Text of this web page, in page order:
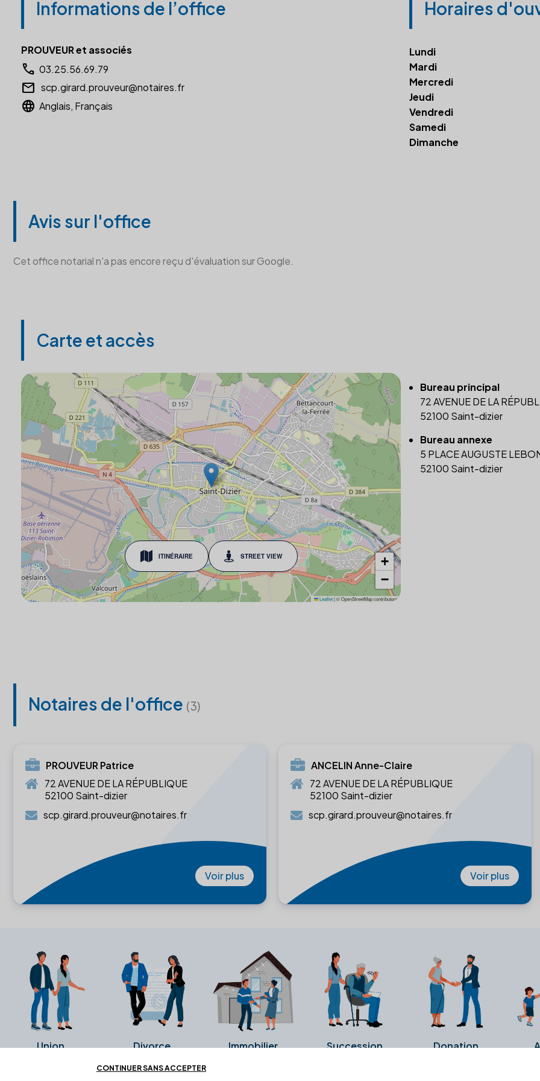
Informations de l’office
PROUVEUR et associés
call 03.25.56.69.79
email scp.girard.prouveur@notaires.fr
language Anglais, Français
Horaires
Lundi
Mardi
Mercredi
Jeudi
Vendredi
Samedi
Dimanche
Avis sur l'office
Cet office notarial n'a pas encore reçu d'évaluation sur Google.
Carte et accès
ITINÉRAIRE STREET VIEW
+
−
Leaflet |© OpenStreetMap contributors
Bureau principal
72 AVENUE DE LA
52100 Saint-dizier
Bureau annexe
5 PLACE AUGUSTE
52100 Saint-dizier
Notaires de l'office (3)
PROUVEUR Patrice
72 AVENUE DE LA RÉPUBLIQUE
52100 Saint-dizier
scp.girard.prouveur@notaires.fr
Voir plus
ANCELIN Anne-Claire
72 AVENUE DE LA RÉPUBLIQUE
52100 Saint-dizier
scp.girard.prouveur@notaires.fr
Voir plus
Union Divorce Immobilier Succession Donation
CONTINUER SANS ACCEPTER